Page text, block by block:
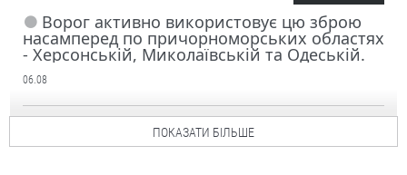
Ворог активно використовує цю зброю
насамперед по причорноморських областях
- Херсонській, Миколаївській та Одеській.
06.08
ПОКАЗАТИ БІЛЬШЕ